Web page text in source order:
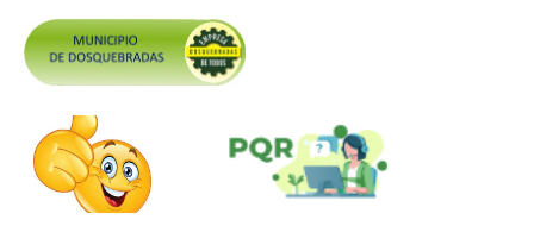
Correo
Conciliación y Daño Antijurídico
Veedurias
Código de Integridad
Gestión del Talento Humano